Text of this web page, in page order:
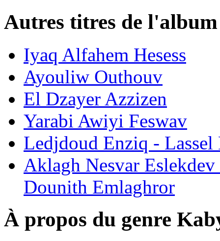
Autres titres de
Iyaq Alfahem Hesess
Ayouliw Outhouv
El Dzayer Azzizen
Yarabi Awiyi Feswav
Ledjdoud Enziq -
Aklagh Nesvar
Dounith Emlaghror
À propos du genre